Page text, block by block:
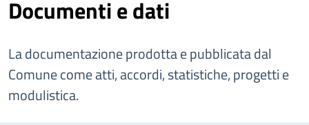
Documenti e dati
La documentazione prodotta e pubblicata dal
Comune come atti, accordi, statistiche, progetti e
modulistica.